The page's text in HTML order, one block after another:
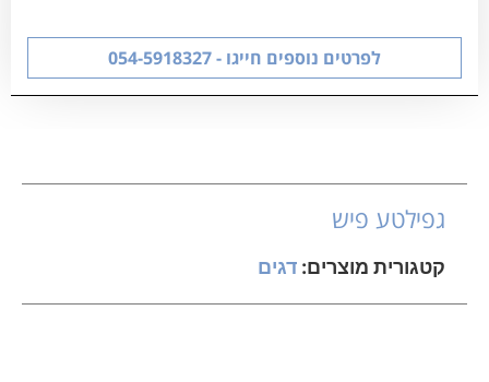
לפרטים נוספים חייגו - 054-5918327
גפילטע פיש
קטגורית מוצרים: דגים